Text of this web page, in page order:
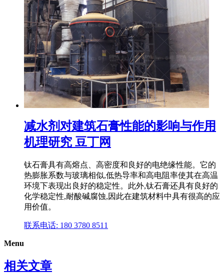
减水剂对建筑石膏性能的影响与作用
机理研究 豆丁网
钛石膏具有高熔点、高密度和良好的电绝缘性能。它的
热膨胀系数与玻璃相似,低热导率和高电阻率使其在高温
环境下表现出良好的稳定性。此外,钛石膏还具有良好的
化学稳定性,耐酸碱腐蚀,因此在建筑材料中具有很高的应
用价值。
联系电话: 180 3780 8511
Menu
相关文章